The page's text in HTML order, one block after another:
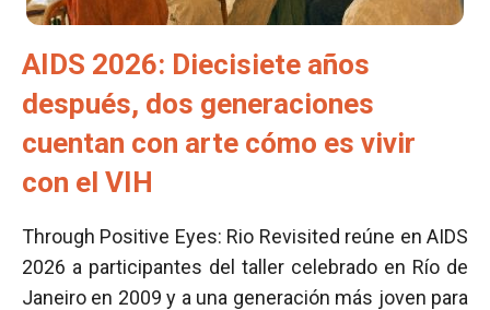
AIDS 2026: Diecisiete años
después, dos generaciones
cuentan con arte cómo es vivir
con el VIH
Through Positive Eyes: Rio Revisited reúne en AIDS
2026 a participantes del taller celebrado en Río de
Janeiro en 2009 y a una generación más joven para